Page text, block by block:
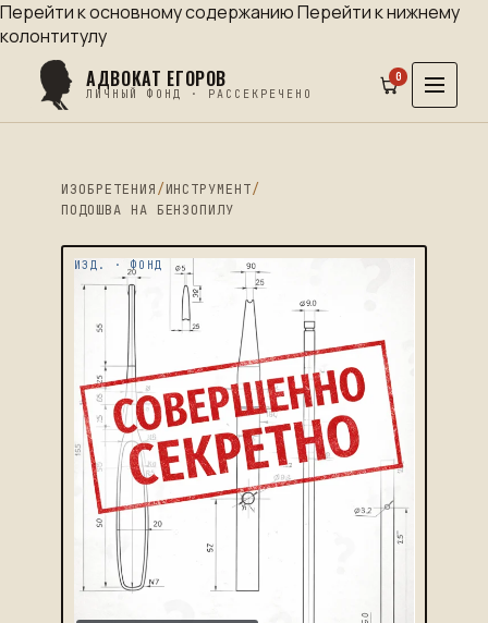
Перейти к основному содержаниюПерейти к нижнему
колонтитулу
АДВОКАТ ЕГОРОВ
ЛИЧНЫЙ ФОНД · РАССЕКРЕЧЕНО
0
ИЗОБРЕТЕНИЯ/ИНСТРУМЕНТ/
ПОДОШВА НА БЕНЗОПИЛУ
ИЗД. · ФОНД